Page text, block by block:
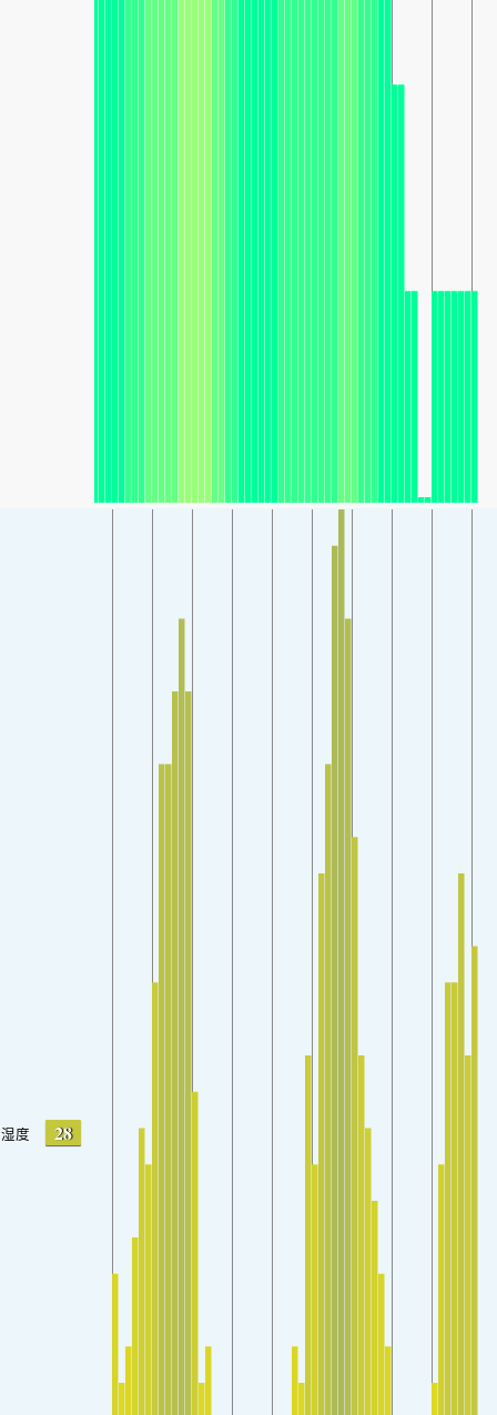
湿度 28